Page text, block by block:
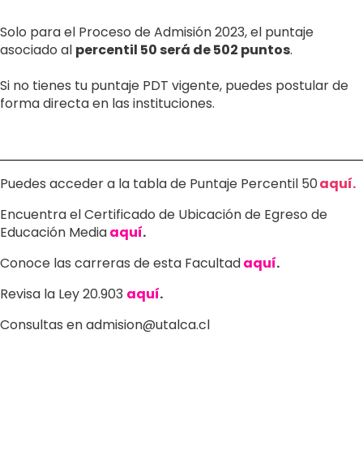
Solo para el Proceso de Admisión 2023, el puntaje
asociado al percentil 50 será de 502 puntos.
Si no tienes tu puntaje PDT vigente, puedes postular de
forma directa en las instituciones.
Puedes acceder a la tabla de Puntaje Percentil 50aquí.
Encuentra el Certificado de Ubicación de Egreso de
Educación Mediaaquí.
Conoce las carreras de esta Facultadaquí.
Revisa la Ley 20.903 aquí.
Consultas en admision@utalca.cl